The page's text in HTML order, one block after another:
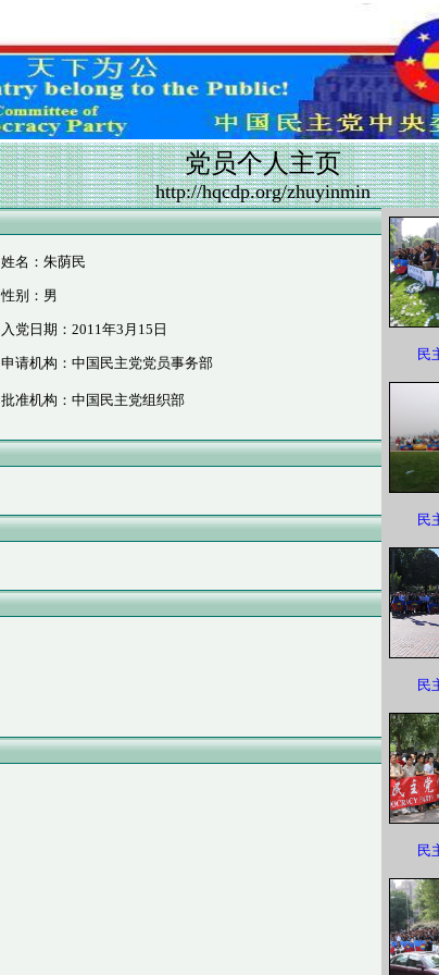
党员个人主页
http://hqcdp.org/zhuyinmin
姓名：朱荫民
性别：男
入党日期：2011年3月15日
申请机构：中国民主党党员事务部
批准机构：中国民主党组织部
民
民
民
民